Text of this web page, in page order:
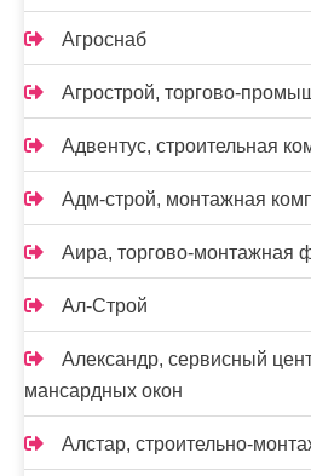
Агроснаб
Агрострой, торгово-
Адвентус, строительная
Адм-строй, монтажная
Аира, торгово-монтажная
Ал-Строй
Александр, сервисный
мансардных окон
Алстар, строительно-